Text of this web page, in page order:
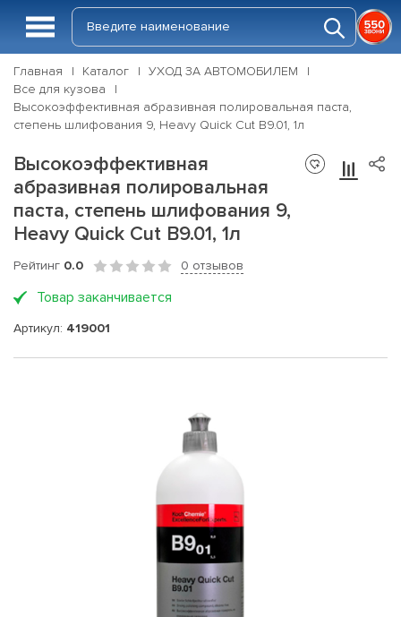
Главная Каталог
УХОД ЗА АВТОМОБИЛЕМ
Все для кузова
Высокоэффективная абразивная полировальная паста,
степень шлифования 9, Heavy Quick Cut B9.01, 1л
Высокоэффективная
абразивная полировальная
паста, степень шлифования 9,
Heavy Quick Cut B9.01, 1л
Рейтинг 0.0 0 отзывов
Товар заканчивается
Артикул: 419001